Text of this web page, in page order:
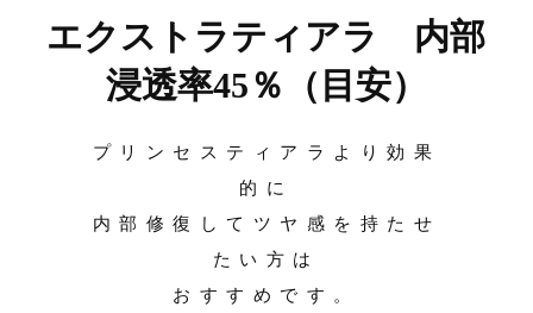
エクストラティアラ 内部
浸透率45％（目安）
プリンセスティアラより効果
的に
内部修復してツヤ感を持たせ
たい方は
おすすめです。